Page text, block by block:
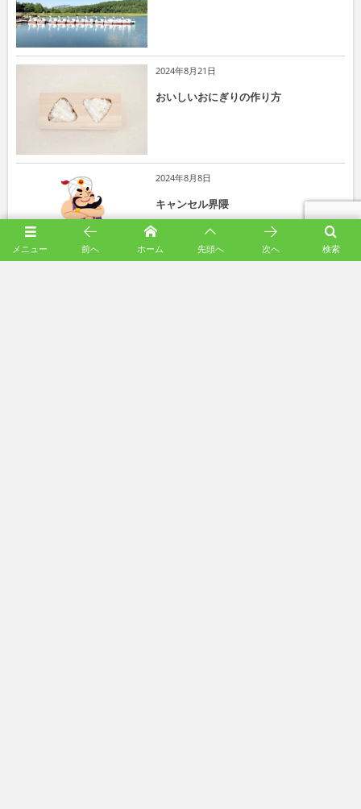
2024年8月21日
おいしいおにぎりの作り方
2024年8月8日
キャンセル界隈
メニュー 検索
前へ ホーム 先頭へ 次へ